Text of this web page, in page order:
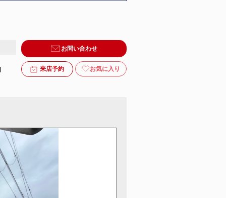
お問い合わせ
来店予約 お気に入り